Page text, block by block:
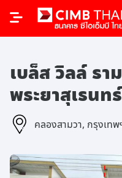
เบล็ส วิลล์ รา
พระยาสุเรนท
คลองสามวา, กรุงเทพ